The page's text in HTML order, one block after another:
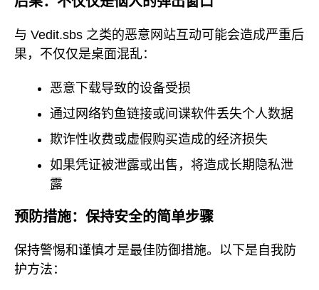
与 Vedit.sbs 之类的恶意网站互动可能会造成严重后
果，不仅仅是桌面混乱：
恶意下载导致的设备受损
通过网络钓鱼链接或间谍软件丢失个人数据
欺诈性收费或虚假购买造成的经济损失
如果凭证被泄露或出售，将造成长期隐私泄
露
预防措施：保持安全的简单步骤
保持警惕和谨慎才是最佳防御措施。以下是自我防
护方法：